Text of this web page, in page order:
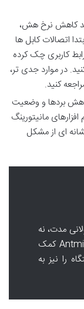
کاهش نرخ هش،
اتصالات کابل ها
کاربری چک کرده
در موارد جدی تر،
کنید.
بردها و وضعیت
مانیتورینگ
ای از مشکل
مدت، نه
تنها به افزایش طول عمر Antminer S19 Pro کمک
را نیز به